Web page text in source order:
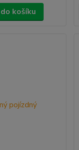
košíku